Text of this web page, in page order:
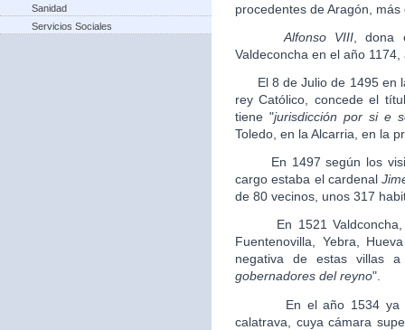
Sanidad
Servicios Sociales
procedentes de Aragón,
Alfonso VIII , dona
Valdeconcha en el año
El 8 de Julio de 1495 en
rey Católico, concede el
tiene "jurisdicción por si e
Toledo, en la Alcarria, en la
En 1497 según los
cargo estaba el cardenal
de 80 vecinos, unos 317
En 1521 Valdconcha,
Fuentenovilla, Yebra,
negativa de estas villas
gobernadores del reyno".
En el año 1534 ya
calatrava, cuya cámara